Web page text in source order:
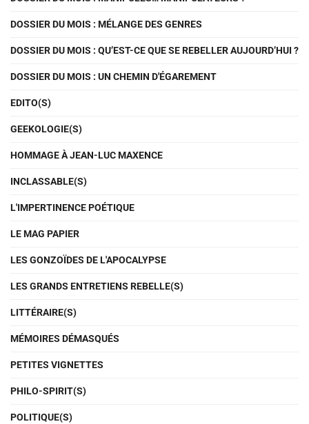
DOSSIER DU MOIS : MÉLANGE DES GENRES
DOSSIER DU MOIS : QU’EST-CE QUE SE REBELLER AUJOURD’HUI ?
DOSSIER DU MOIS : UN CHEMIN D'ÉGAREMENT
EDITO(S)
GEEKOLOGIE(S)
HOMMAGE À JEAN-LUC MAXENCE
INCLASSABLE(S)
L'IMPERTINENCE POÉTIQUE
LE MAG PAPIER
LES GONZOÏDES DE L'APOCALYPSE
LES GRANDS ENTRETIENS REBELLE(S)
LITTÉRAIRE(S)
MÉMOIRES DÉMASQUÉS
PETITES VIGNETTES
PHILO-SPIRIT(S)
POLITIQUE(S)